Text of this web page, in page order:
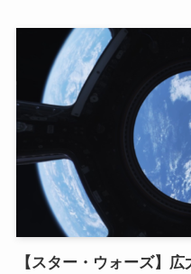
【スター・ウォーズ】